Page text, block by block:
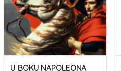
U BOKU NAPOLEONA